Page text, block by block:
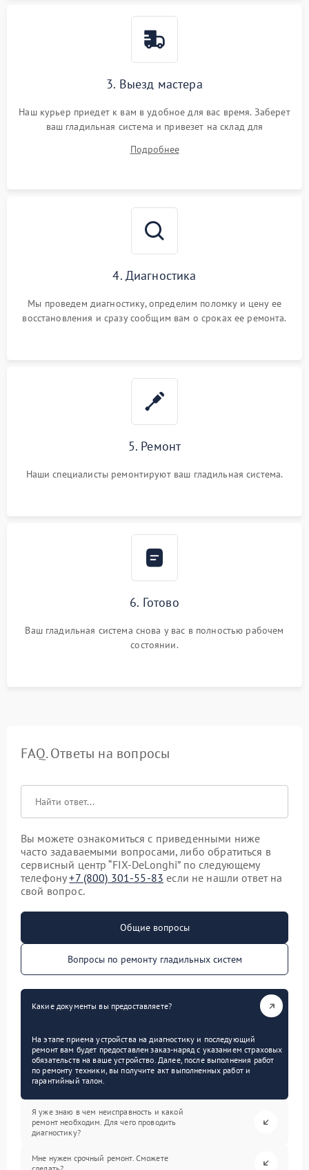
3. Выезд мастера
Наш курьер приедет к вам в удобное для вас время. Заберет
ваш гладильная система и привезет на склад для
Подробнее
4. Диагностика
Мы проведем диагностику, определим поломку и цену ее
восстановления и сразу сообщим вам о сроках ее ремонта.
5. Ремонт
Наши специалисты ремонтируют ваш гладильная система.
6. Готово
Ваш гладильная система снова у вас в полностью рабочем
состоянии.
FAQ. Ответы на вопросы
Вы можете ознакомиться с приведенными ниже
часто задаваемыми вопросами, либо обратиться в
сервисный центр “FIX-DeLonghi” по следующему
телефону+7 (800) 301-55-83 если не нашли ответ на
свой вопрос.
Общие вопросы
Вопросы по ремонту гладильных систем
Какие документы вы предоставляете?
На этапе приема устройства на диагностику и последующий
ремонт вам будет предоставлен заказ-наряд с указанием страховых
обязательств на ваше устройство. Далее, после выполнения работ
по ремонту техники, вы получите акт выполненных работ и
гарантийный талон.
Я уже знаю в чем неисправность и какой
ремонт необходим. Для чего проводить
диагностику?
Мне нужен срочный ремонт. Сможете
сделать?